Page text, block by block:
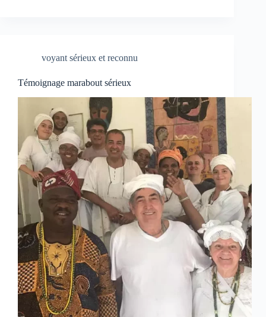
voyant sérieux et reconnu
Témoignage marabout sérieux